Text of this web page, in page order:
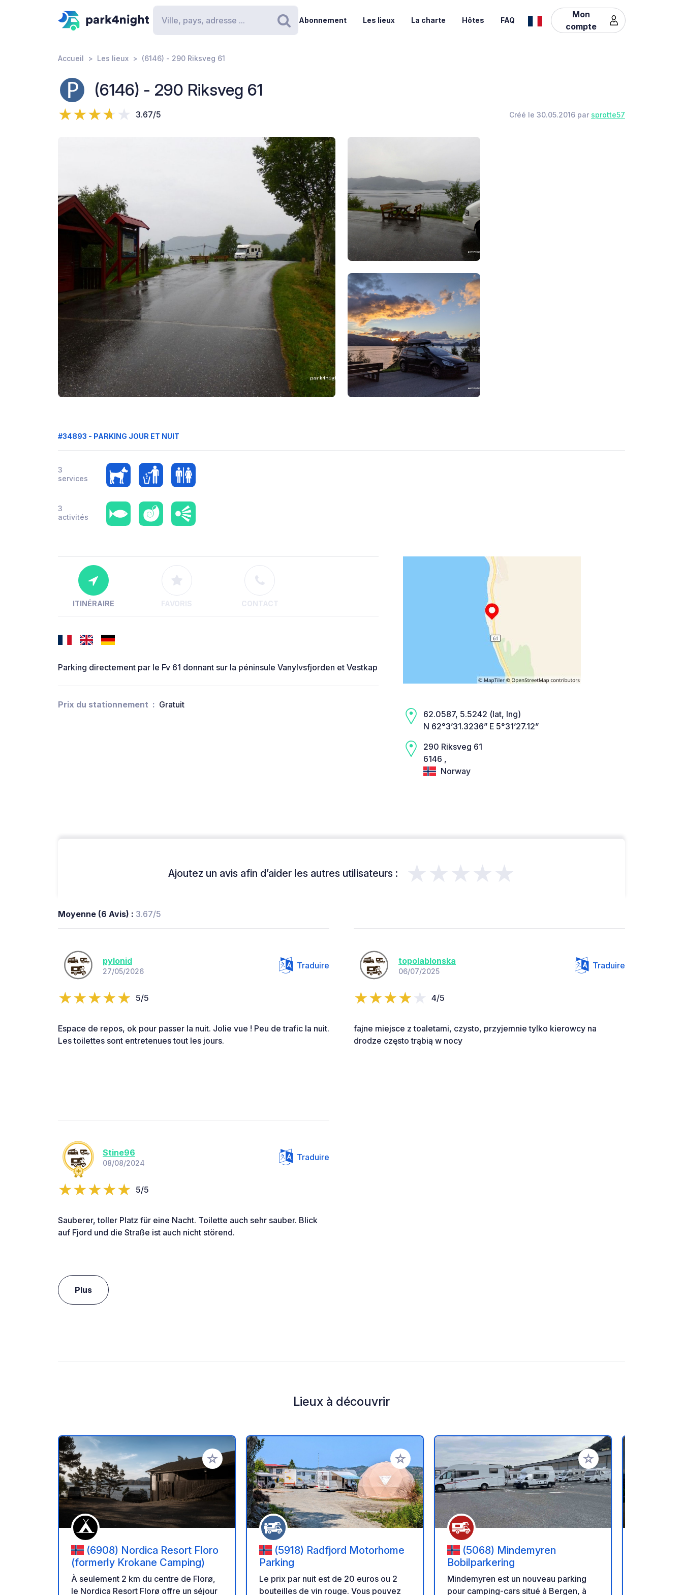
Rechercher
Abonnement Les lieux La charte Hôtes FAQ
Mon
compte
Accueil Les lieux (6146) - 290 Riksveg 61
(6146) - 290 Riksveg 61
3.67/5 Créé le 30.05.2016 par sprotte57
#34893 - PARKING JOUR ET NUIT
3
services
3
activités
ITINÉRAIRE FAVORIS CONTACT
Parking directement par le Fv 61 donnant sur la péninsule Vanylvsfjorden et Vestkap
Prix du stationnement
Gratuit
62.0587, 5.5242 (lat, lng)
N 62°3’31.3236” E 5°31’27.12”
290 Riksveg 61
6146 ,
Norway
Ajoutez un avis afin d’aider les autres utilisateurs : ★★★★★
Moyenne (6 Avis) : 3.67/5
pylonid
27/05/2026
Traduire
5/5
Espace de repos, ok pour passer la nuit. Jolie vue ! Peu de trafic la nuit.
Les toilettes sont entretenues tout les jours.
topolablonska
06/07/2025
Traduire
4/5
fajne miejsce z toaletami, czysto, przyjemnie tylko kierowcy na
drodze często trąbią w nocy
Stine96
08/08/2024
Traduire
5/5
Sauberer, toller Platz für eine Nacht. Toilette auch sehr sauber. Blick
auf Fjord und die Straße ist auch nicht störend.
Plus
Lieux à découvrir
Ajouter à vos favoris
(6908) Nordica Resort Floro
(formerly Krokane Camping)
À seulement 2 km du centre de Florø,
le Nordica Resort Florø offre un séjour
Ajouter à vos favoris
(5918) Radfjord Motorhome
Parking
Le prix par nuit est de 20 euros ou 2
bouteilles de vin rouge. Vous pouvez
Ajouter à vos favoris
(5068) Mindemyren
Bobilparkering
Mindemyren est un nouveau parking
pour camping-cars situé à Bergen, à